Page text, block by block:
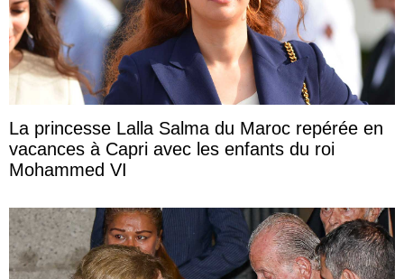
La princesse Lalla Salma du Maroc repérée en
vacances à Capri avec les enfants du roi
Mohammed VI